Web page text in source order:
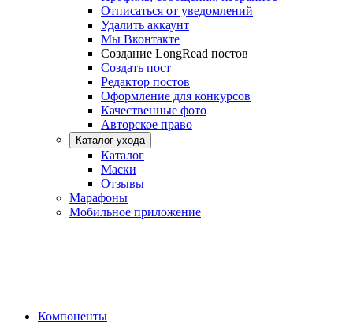
Отписаться от уведомлений
Удалить аккаунт
Мы Вконтакте
Создание LongRead постов
Создать пост
Редактор постов
Оформление для конкурсов
Качественные фото
Авторское право
Каталог ухода
Каталог
Маски
Отзывы
Марафоны
Мобильное приложение
Компоненты